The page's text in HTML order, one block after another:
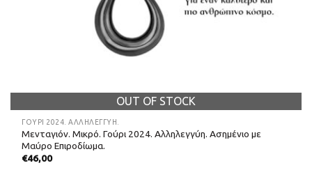
OUT OF STOCK
ΓΟΎΡΙ 2024. ΑΛΛΗΛΕΓΓΎΗ.
Μενταγιόν. Μικρό. Γούρι 2024. Αλληλεγγύη. Ασημένιο με
Μαύρο Επιροδίωμα.
€46,00